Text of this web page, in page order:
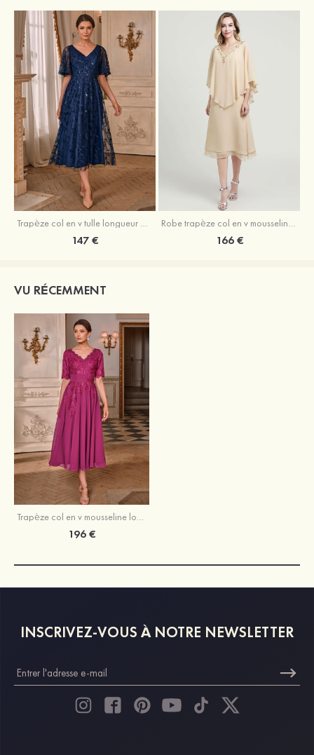
Trapèze col en v tulle longueur mollet robe de mère de la mariée avec appliqué paillettes ceinture
147 €
Robe trapèze col en v mousseline longueur mollet robe de mère de la mariée avec perle
166 €
VU RÉCEMMENT
Trapèze col en v mousseline longueur mollet robe de mère de la mariée avec appliqué paillettes
196 €
INSCRIVEZ-VOUS À NOTRE NEWSLETTER